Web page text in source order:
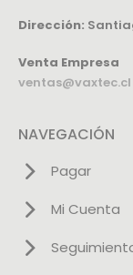
Dirección:
Venta Empresa
ventas@vaxtec.cl
NAVEGACIÓN
Pagar
Mi Cuenta